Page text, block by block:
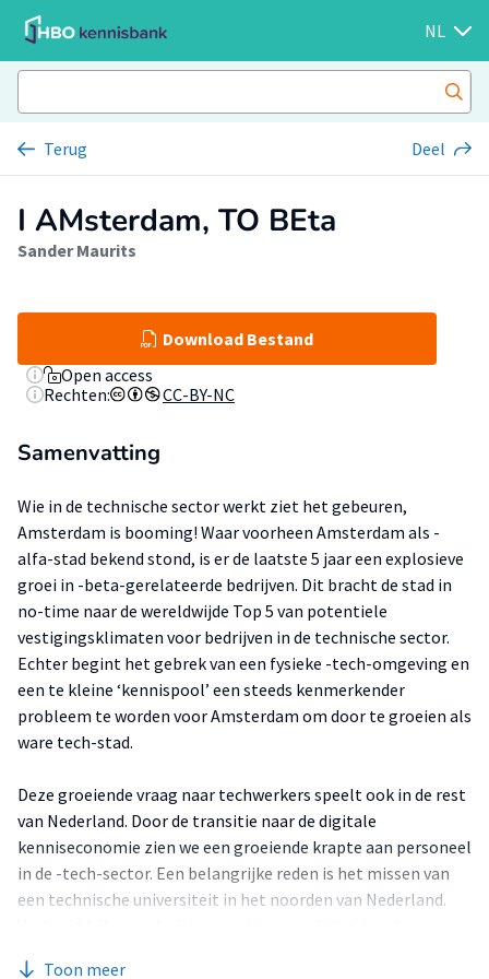
NL
Terug Deel
I AMsterdam, TO BEta
Sander Maurits
Download Bestand
Open access
Rechten:
CC-BY-NC
Samenvatting
Wie in de technische sector werkt ziet het gebeuren,
Amsterdam is booming! Waar voorheen Amsterdam als -
alfa-stad bekend stond, is er de laatste 5 jaar een explosieve
groei in -beta-gerelateerde bedrijven. Dit bracht de stad in
no-time naar de wereldwijde Top 5 van potentiele
vestigingsklimaten voor bedrijven in de technische sector.
Echter begint het gebrek van een fysieke -tech-omgeving en
een te kleine ‘kennispool’ een steeds kenmerkender
probleem te worden voor Amsterdam om door te groeien als
ware tech-stad.
Deze groeiende vraag naar techwerkers speelt ook in de rest
van Nederland. Door de transitie naar de digitale
kenniseconomie zien we een groeiende krapte aan personeel
in de -tech-sector. Een belangrijke reden is het missen van
een technische universiteit in het noorden van Nederland.
Toon meer